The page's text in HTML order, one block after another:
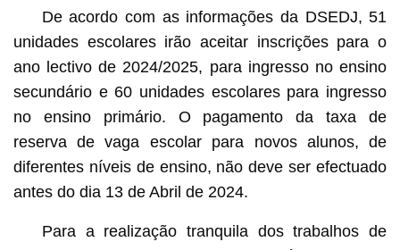
De acordo com as informações da DSEDJ, 51
unidades escolares irão aceitar inscrições para o
ano lectivo de 2024/2025, para ingresso no ensino
secundário e 60 unidades escolares para ingresso
no ensino primário. O pagamento da taxa de
reserva de vaga escolar para novos alunos, de
diferentes níveis de ensino, não deve ser efectuado
antes do dia 13 de Abril de 2024.
Para a realização tranquila dos trabalhos de